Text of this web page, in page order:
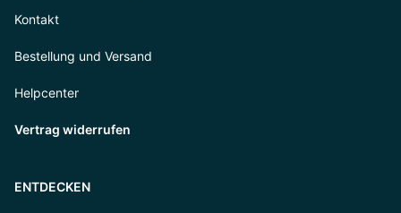
Kontakt
Bestellung und Versand
Helpcenter
Vertrag widerrufen
ENTDECKEN